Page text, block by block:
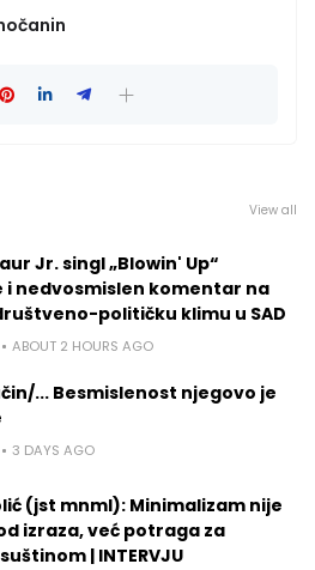
View all
Jr. singl „Blowin' Up“
i nedvosmislen komentar na
političku klimu u SAD
ABOUT 2 HOURS AGO
... Besmislenost njegovo je
3 DAYS AGO
(jst mnml): Minimalizam nije
izraza, već potraga za
| INTERVJU